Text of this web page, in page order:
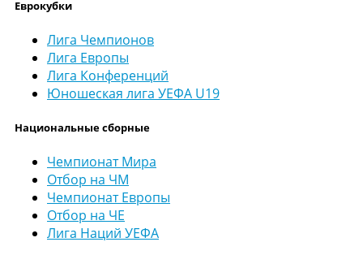
Еврокубки
Лига Чемпионов
Лига Европы
Лига Конференций
Юношеская лига УЕФА U19
Национальные сборные
Чемпионат Мира
Отбор на ЧМ
Чемпионат Европы
Отбор на ЧЕ
Лига Наций УЕФА